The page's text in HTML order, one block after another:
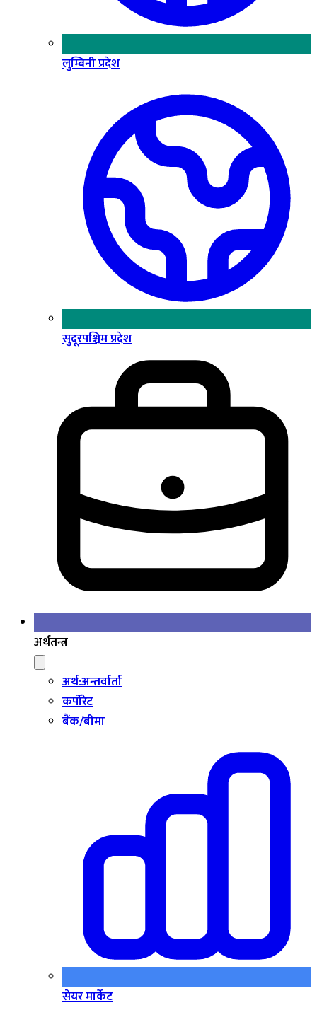
लुम्बिनी प्रदेश
सुदूरपश्चिम प्रदेश
अर्थतन्त्र
अर्थ:अन्तर्वार्ता
कर्पोरेट
बैंक/बीमा
सेयर मार्केट